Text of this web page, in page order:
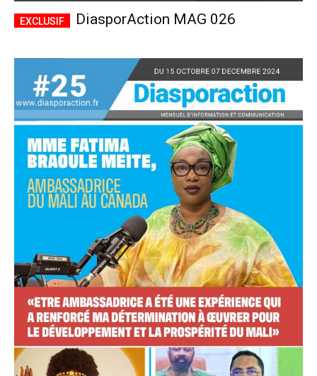
Accès complet
$22 / anplaceholder text
Tous les articles
Annonces
ANNUEL MENSUEL
CHOISIR LE FORFAIT
DiasporAction MAG 026